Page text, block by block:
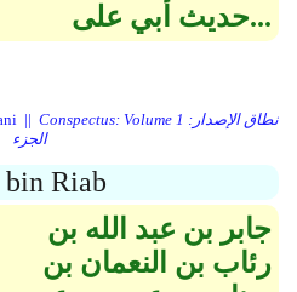
حديث أبي على...
|| Conspectus: Volume 1 نطاق الإصدار:
الجزء
Riab
جابر بن عبد الله بن
رئاب بن النعمان بن